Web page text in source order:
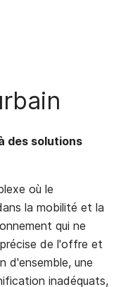
des solutions
où le
la mobilité et la
qui ne
de l'offre et
d'ensemble, une
inadéquats,